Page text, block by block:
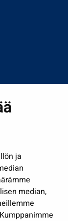
ja
median,